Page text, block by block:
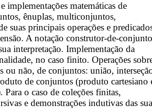
implementações matemáticas de
ênuplas, multiconjuntos,
suas principais operações e
A notação construtor-de-
interpretação. Implementação da
no caso finito. Operações
ou não, de conjuntos: união,
de conjuntos (produto cartesiano
o caso de coleções finitas,
e demonstrações indutivas das